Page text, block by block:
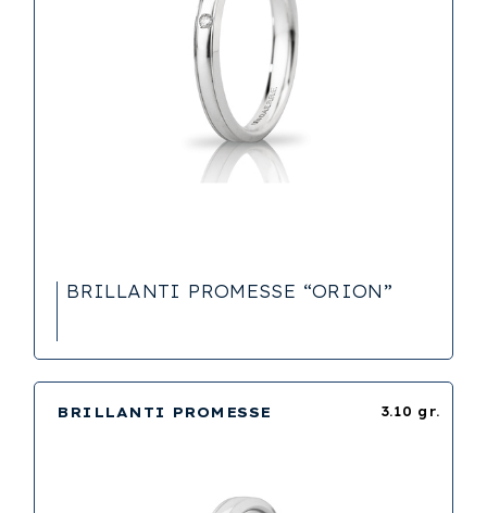
BRILLANTI PROMESSE “ORION”
3.10 gr.
BRILLANTI PROMESSE